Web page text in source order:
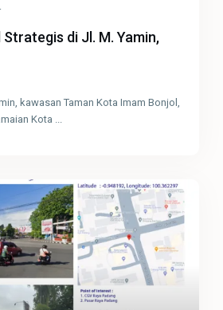
di Jl. M. Yamin,
kawasan Taman Kota Imam Bonjol,
Kota ...